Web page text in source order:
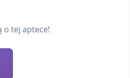
o tej aptece!